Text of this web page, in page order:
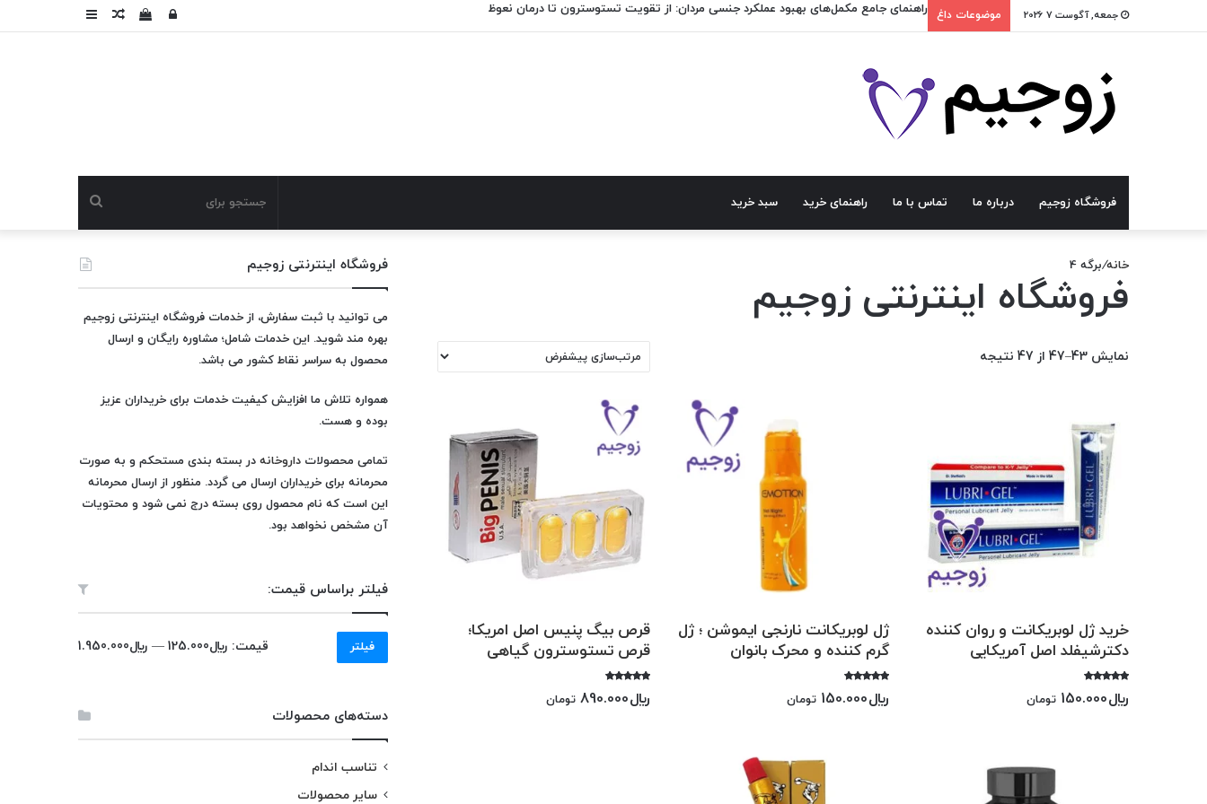
جمعه, آگوست 7 2026 موضوعات داغ راهنمای جامع مکمل‌های بهبود عملکرد جنسی مردان: از تقویت تستوسترون تا درمان نعوظ سایدبارنوشتهدیدن ورود
فروشگاه زوجیم درباره ما تماس با ما راهنمای خرید سبد خرید جستجو
برای
خانه/برگه 4
فروشگاه اینترنتی زوجیم
نمایش 43–47 از 47 نتیجه
خرید ژل لوبریکانت و روان کننده
دکترشیفلد اصل آمریکایی
5.00
﷼150.000 تومان
ژل لوبریکانت نارنجی ایموشن ؛ ژل
گرم کننده و محرک بانوان
5.00
﷼150.000 تومان
قرص بیگ پنیس اصل امریکا؛
قرص تستوسترون گیاهی
5.00
﷼890.000 تومان
فروشگاه اینترنتی زوجیم
می توانید با ثبت سفارش، از خدمات فروشگاه اینترنتی زوجیم
بهره مند شوید. این خدمات شامل؛ مشاوره رایگان و ارسال
محصول به سراسر نقاط کشور می باشد.
همواره تلاش ما افزایش کیفیت خدمات برای خریداران عزیز
بوده و هست.
تمامی محصولاتداروخانه در بسته بندی مستحکم و به صورت
محرمانه برای خریداران ارسال می گردد. منظور از ارسال محرمانه
این است که نام محصول روی بسته درج نمی شود و محتویات
آن مشخص نخواهد بود.
فیلتر براساس قیمت:
حداقل
قیمت
حداکثر
قیمت
فیلتر قیمت: ﷼125.000 — ﷼1.950.000
دسته‌های محصولات
تناسب اندام
سایر محصولات